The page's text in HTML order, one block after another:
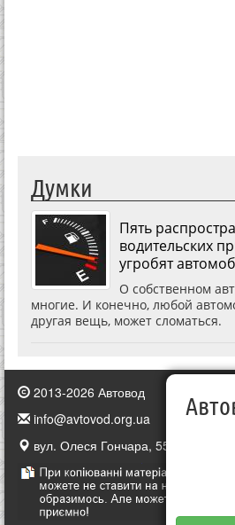
Думки
Пять
водительских
угробят
О собственном
многие. И конечно, любой
другая вещь, может сломаться.
2013-2026 Автовод
info@avtovod.org.ua
вул. Олеся Гончара, 55, Київ,